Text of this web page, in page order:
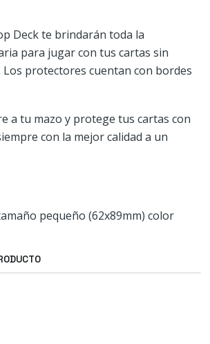
Deck te brindarán toda la
para jugar con tus cartas sin
protectores cuentan con bordes
a tu mazo y protege tus cartas con
con la mejor calidad a un
pequeño (62x89mm) color